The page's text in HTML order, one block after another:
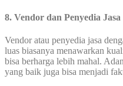
8. Vendor dan Penyedia Jasa
Vendor atau penyedia jasa
luas biasanya menawarkan
bisa berharga lebih mahal.
yang baik juga bisa menjadi